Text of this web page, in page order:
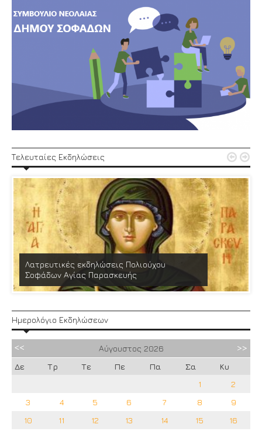
Τελευταίες Εκδηλώσεις
Λατρευτικές εκδηλώσεις Πολιούχου
Σοφάδων Αγίας Παρασκευής
 
Ημερολόγιο Εκδηλώσεων
Αύγουστος 2026
Δε
Τρ Τε Πε Πα Σα
Κυ
1
2
3
4 5 6 7 8
9
10
11 12 13 14 15
16